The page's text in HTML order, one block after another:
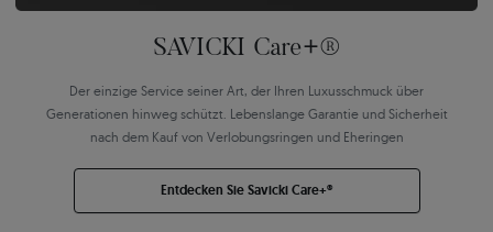
SAVICKI Care+®
Der einzige Service seiner Art, der Ihren Luxusschmuck über
Generationen hinweg schützt. Lebenslange Garantie und Sicherheit
nach dem Kauf von Verlobungsringen und Eheringen
Entdecken Sie Savicki Care+®